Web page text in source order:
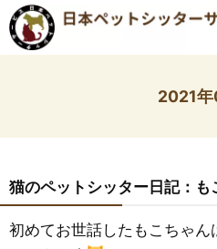
2021年
猫のペットシッター日記：も
初めてお世話したもこちゃ